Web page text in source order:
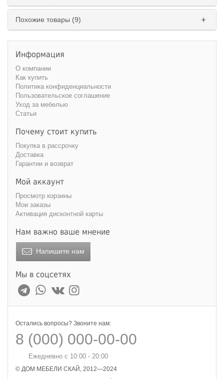
Похожие товары (9)
Информация
О компании
Как купить
Политика конфиденциальности
Пользовательское соглашение
Уход за мебелью
Статьи
Почему стоит купить
Покупка в рассрочку
Доставка
Гарантии и возврат
Мой аккаунт
Просмотр корзины
Мои заказы
Активация дисконтной карты
Нам важно ваше мнение
Напишите нам
Мы в соцсетях
Остались вопросы? Звоните нам:
8 (000) 000-00-00
Ежедневно с 10:00 - 20:00
© ДОМ МЕБЕЛИ СКАЙ, 2012—2024